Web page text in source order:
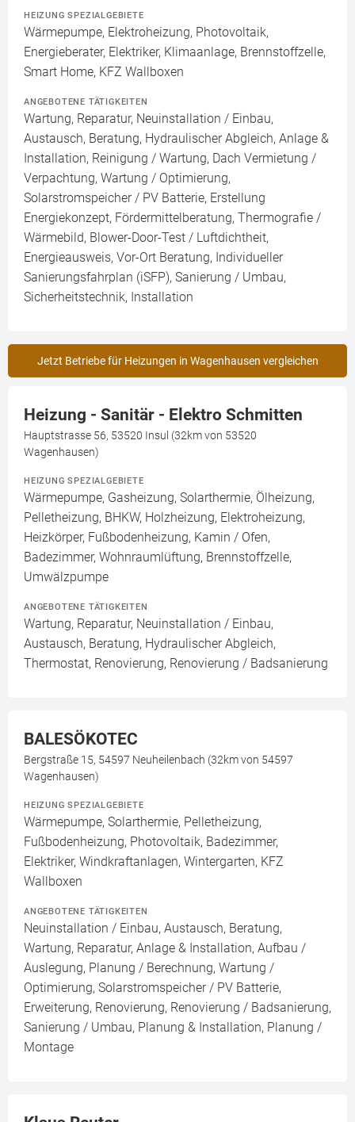
HEIZUNG SPEZIALGEBIETE
Wärmepumpe, Elektroheizung, Photovoltaik,
Energieberater, Elektriker, Klimaanlage, Brennstoffzelle,
Smart Home, KFZ Wallboxen
ANGEBOTENE TÄTIGKEITEN
Wartung, Reparatur, Neuinstallation / Einbau,
Austausch, Beratung, Hydraulischer Abgleich, Anlage &
Installation, Reinigung / Wartung, Dach Vermietung /
Verpachtung, Wartung / Optimierung,
Solarstromspeicher / PV Batterie, Erstellung
Energiekonzept, Fördermittelberatung, Thermografie /
Wärmebild, Blower-Door-Test / Luftdichtheit,
Energieausweis, Vor-Ort Beratung, Individueller
Sanierungsfahrplan (iSFP), Sanierung / Umbau,
Sicherheitstechnik, Installation
Jetzt Betriebe für Heizungen in Wagenhausen vergleichen
Heizung - Sanitär - Elektro Schmitten
Hauptstrasse 56, 53520 Insul (32km von 53520
Wagenhausen)
HEIZUNG SPEZIALGEBIETE
Wärmepumpe, Gasheizung, Solarthermie, Ölheizung,
Pelletheizung, BHKW, Holzheizung, Elektroheizung,
Heizkörper, Fußbodenheizung, Kamin / Ofen,
Badezimmer, Wohnraumlüftung, Brennstoffzelle,
Umwälzpumpe
ANGEBOTENE TÄTIGKEITEN
Wartung, Reparatur, Neuinstallation / Einbau,
Austausch, Beratung, Hydraulischer Abgleich,
Thermostat, Renovierung, Renovierung / Badsanierung
BALESÖKOTEC
Bergstraße 15, 54597 Neuheilenbach (32km von 54597
Wagenhausen)
HEIZUNG SPEZIALGEBIETE
Wärmepumpe, Solarthermie, Pelletheizung,
Fußbodenheizung, Photovoltaik, Badezimmer,
Elektriker, Windkraftanlagen, Wintergarten, KFZ
Wallboxen
ANGEBOTENE TÄTIGKEITEN
Neuinstallation / Einbau, Austausch, Beratung,
Wartung, Reparatur, Anlage & Installation, Aufbau /
Auslegung, Planung / Berechnung, Wartung /
Optimierung, Solarstromspeicher / PV Batterie,
Erweiterung, Renovierung, Renovierung / Badsanierung,
Sanierung / Umbau, Planung & Installation, Planung /
Montage